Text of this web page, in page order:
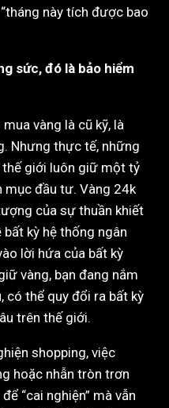
này tích được bao
sức, đó là bảo hiểm
vàng là cũ kỹ, là
Nhưng thực tế, những
thế giới luôn giữ một tỷ
mục đầu tư. Vàng 24k
của sự thuần khiết
kỳ hệ thống ngân
lời hứa của bất kỳ
vàng, bạn đang nắm
có thể quy đổi ra bất kỳ
trên thế giới.
shopping, việc
hoặc nhẫn tròn trơn
“cai nghiện” mà vẫn